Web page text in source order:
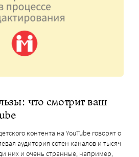
что смотрит ваш
контента на YouTube говорят о
аудитория сотен каналов и тысяч
них и очень странные, например,